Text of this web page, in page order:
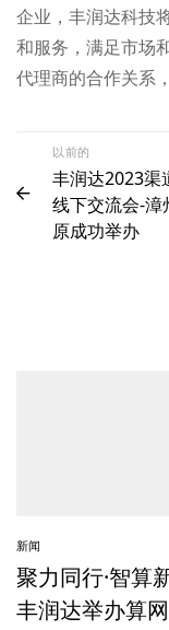
企业，丰润达科技
和服务，满足市场
代理商的合作关系
以前的
丰润达2023渠
线下交流会-漳
原成功举办
新闻
聚力同行·智算
丰润达举办算